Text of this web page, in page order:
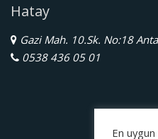
Hatay
Gazi Mah. 10.Sk. No:18
0538 436 05 01
En